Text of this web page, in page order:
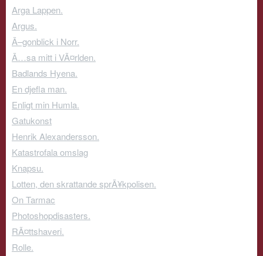
Arga Lappen.
Argus.
Ã–gonblick i Norr.
Ã…sa mitt i VÃ¤rlden.
Badlands Hyena.
En djefla man.
Enligt min Humla.
Gatukonst
Henrik Alexandersson.
Katastrofala omslag
Knapsu.
Lotten, den skrattande sprÃ¥kpolisen.
On Tarmac
Photoshopdisasters.
RÃ¤ttshaveri.
Rolle.